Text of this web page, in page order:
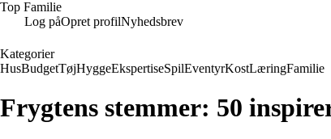
Top Familie
Log påOpret profilNyhedsbrev
Kategorier
HusBudgetTøjHyggeEkspertiseSpilEventyrKostLæringFamilie
Frygtens stemmer: 50